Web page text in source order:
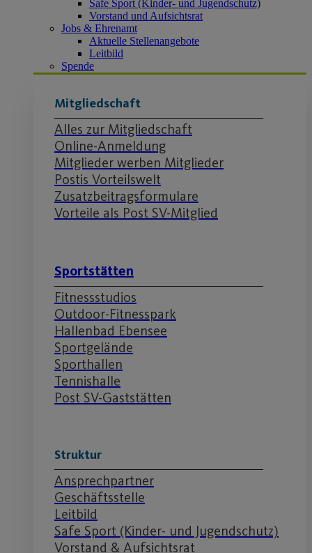
Safe Sport (Kinder- und Jugendschutz)
Vorstand und Aufsichtsrat
Jobs & Ehrenamt
Aktuelle Stellenangebote
Leitbild
Spende
Mitgliedschaft
Alles zur Mitgliedschaft
Online-Anmeldung
Mitglieder werben Mitglieder
Postis Vorteilswelt
Zusatzbeitragsformulare
Vorteile als Post SV-Mitglied
Sportstätten
Fitnessstudios
Outdoor-Fitnesspark
Hallenbad Ebensee
Sportgelände
Sporthallen
Tennishalle
Post SV-Gaststätten
Struktur
Ansprechpartner
Geschäftsstelle
Leitbild
Safe Sport (Kinder- und Jugendschutz)
Vorstand & Aufsichtsrat